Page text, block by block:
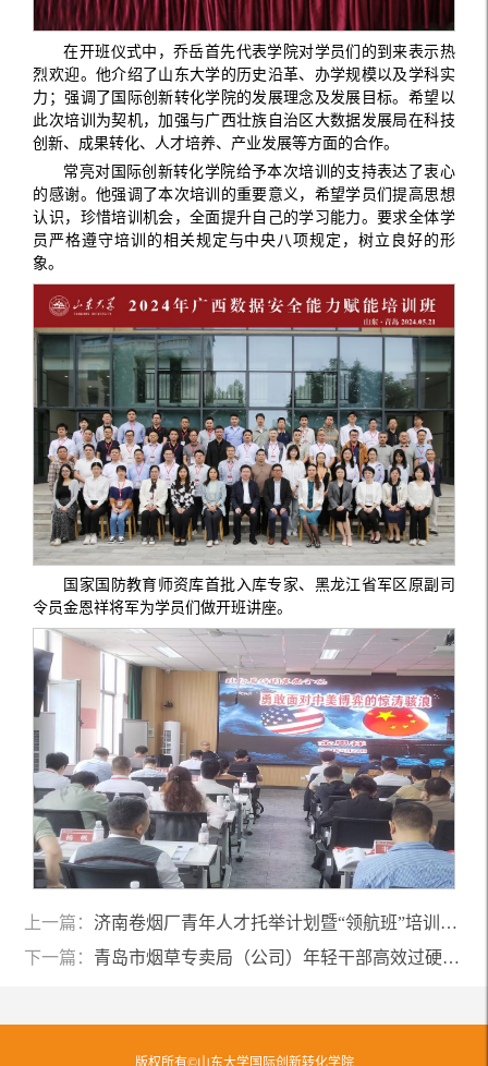
在开班仪式中，乔岳首先代表学院对学员们的到来表示热
烈欢迎。他介绍了山东大学的历史沿革、办学规模以及学科实
力；强调了国际创新转化学院的发展理念及发展目标。希望以
此次培训为契机，加强与广西壮族自治区大数据发展局在科技
创新、成果转化、人才培养、产业发展等方面的合作。
常亮对国际创新转化学院给予本次培训的支持表达了衷心
的感谢。他强调了本次培训的重要意义，希望学员们提高思想
认识，珍惜培训机会，全面提升自己的学习能力。要求全体学
员严格遵守培训的相关规定与中央八项规定，树立良好的形
象。
国家国防教育师资库首批入库专家、黑龙江省军区原副司
令员金恩祥将军为学员们做开班讲座。
上一篇：
济南卷烟厂青年人才托举计划暨“领航班”培训班 第七次课在济南顺利举行
下一篇：
青岛市烟草专卖局（公司）年轻干部高效过硬执行力 专题培训班圆满结束